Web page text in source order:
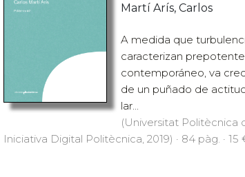
Martí Arís, Carlos
A medida que
caracterizan
contemporáneo, va
de un puñado de
lar...
(Universitat Politècnica
Iniciativa Digital Politècnica, 2019) · 84 pàg. · 15